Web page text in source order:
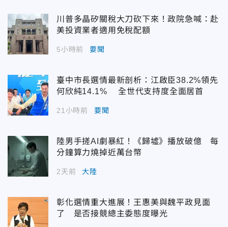
川普多晶矽關稅大刀砍下來！政院急喊：赴
美投資業者適用免稅配額
5小時前 要聞
臺中市長選情最新剖析：江啟臣38.2%領先
何欣純14.1% 全世代支持度全面居首
21小時前 要聞
陸男手搓AI劇暴紅！《歸墟》播放破億 每
分鐘算力燒掉近萬台幣
2天前 大陸
彰化選情重大進展！王惠美與魏平政見面
了 是否接競總主委態度曝光